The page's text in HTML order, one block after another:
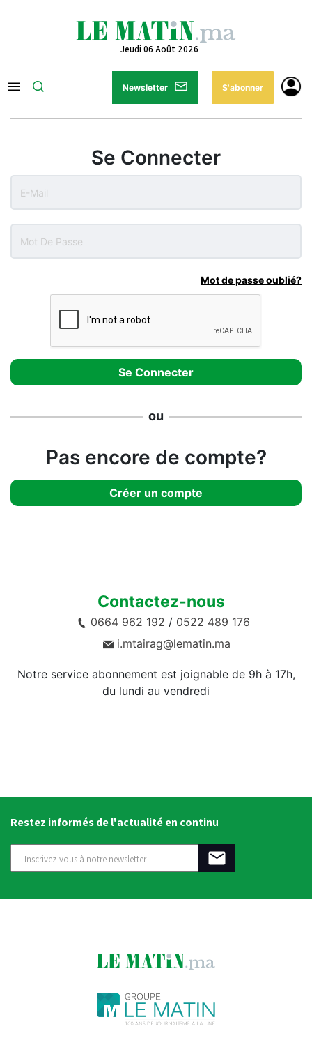
Jeudi 06 Août 2026
Newsletter S'abonner
Se Connecter
Mot de passe oublié?
ou
Pas encore de compte?
Créer un compte
Contactez-nous
0664 962 192 / 0522 489 176
i.mtairag@lematin.ma
Notre service abonnement est joignable de 9h à 17h,
du lundi au vendredi
Restez informés de l'actualité en continu